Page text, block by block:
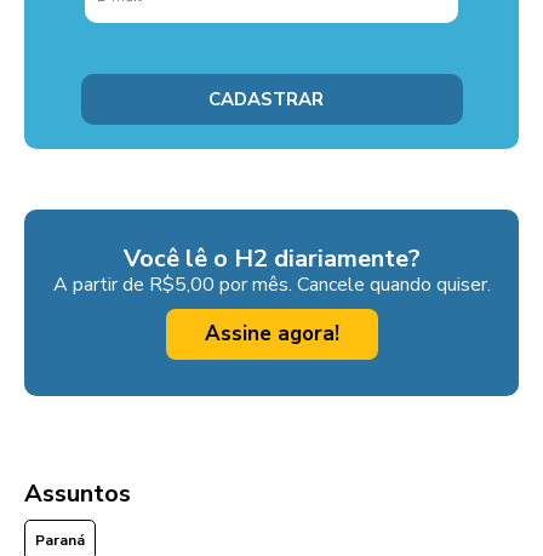
Você lê o H2 diariamente?
A partir de R$5,00 por mês. Cancele quando quiser.
Assine agora!
Assuntos
Paraná